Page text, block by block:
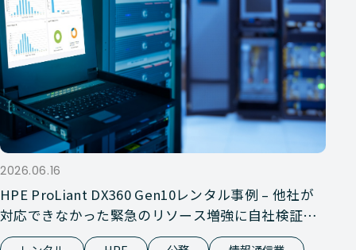
2026.06.16
HPE ProLiant DX360 Gen10レンタル事例 – 他社が
対応できなかった緊急のリソース増強に自社検証で
対応